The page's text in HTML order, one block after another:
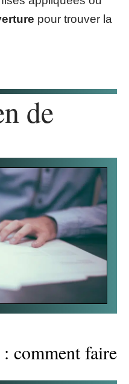
pour trouver la
de
comment faire